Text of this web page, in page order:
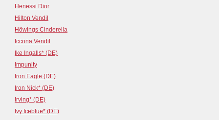
Henessi Dior
Hilton Vendil
Höwings Cinderella
Iccona Vendil
Ike Ingalls* (DE)
Impunity
Iron Eagle (DE)
Iron Nick* (DE)
Irving* (DE)
Ivy Iceblue* (DE)